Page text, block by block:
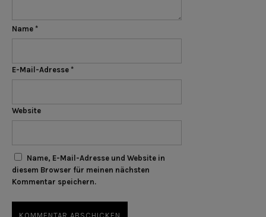
Name *
E-Mail-Adresse *
Website
Name, E-Mail-Adresse und Website in
diesem Browser für meinen nächsten
Kommentar speichern.